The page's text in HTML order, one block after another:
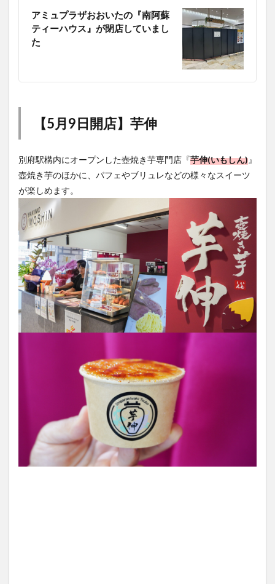
アミュプラザおおいたの『南阿蘇
ティーハウス』が閉店していまし
た
【5月9日開店】芋伸
別府駅構内にオープンした壺焼き芋専門店『芋伸(いもしん)』
壺焼き芋のほかに、パフェやブリュレなどの様々なスイーツ
が楽しめます。